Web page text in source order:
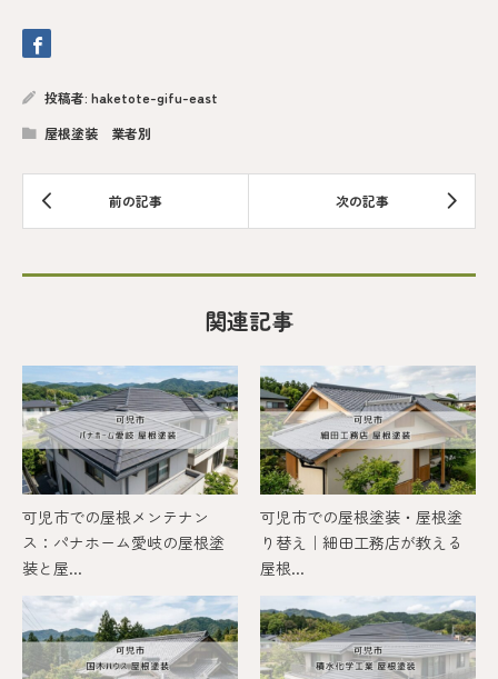
投稿者: haketote-gifu-east
屋根塗装 業者別
関連記事
可児市での屋根メンテナン
ス：パナホーム愛岐の屋根塗
装と屋...
可児市での屋根塗装・屋根塗
り替え｜細田工務店が教える
屋根...